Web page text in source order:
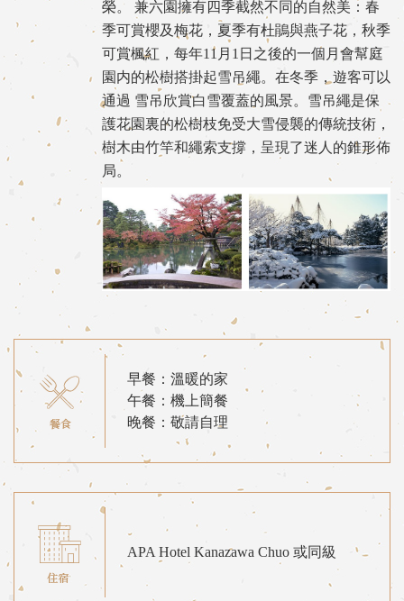
榮。 兼六園擁有四季截然不同的自然美：春
季可賞櫻及梅花，夏季有杜鵑與燕子花，秋季
可賞楓紅，每年11月1日之後的一個月會幫庭
園内的松樹搭掛起雪吊繩。在冬季，遊客可以
通過 雪吊欣賞白雪覆蓋的風景。雪吊繩是保
護花園裏的松樹枝免受大雪侵襲的傳統技術，
樹木由竹竿和繩索支撐，呈現了迷人的錐形佈
局。
早餐：溫暖的家
午餐：機上簡餐
晚餐：敬請自理
APA Hotel Kanazawa Chuo 或同級